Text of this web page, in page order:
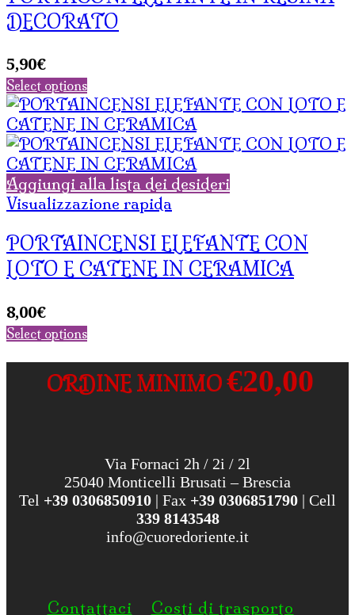
DECORATO
5,90€
Select options
Aggiungi alla lista dei desideri
Visualizzazione rapida
PORTAINCENSI ELEFANTE CON
LOTO E CATENE IN CERAMICA
8,00€
Select options
ORDINE MINIMO€20,00
Via Fornaci 2h / 2i / 2l
25040 Monticelli Brusati – Brescia
Tel +39 0306850910 | Fax +39 0306851790 | Cell
339 8143548
info@cuoredoriente.it
Contattaci Costi di trasporto